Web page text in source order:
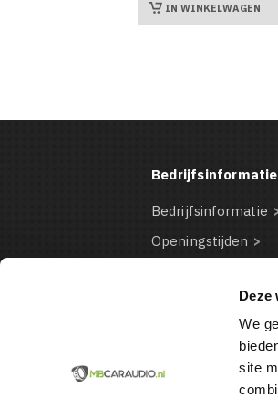
Deze
We
site
IN WINKELWAGEN
Bedrijfsinformatie
Bedrijfsinformatie
Openingstijden
Bestelinformatie